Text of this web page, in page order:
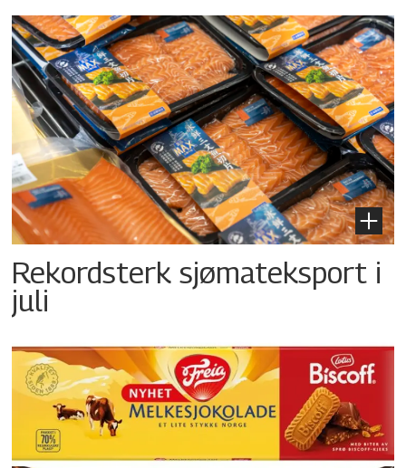
Rekordsterk sjømateksport i
juli